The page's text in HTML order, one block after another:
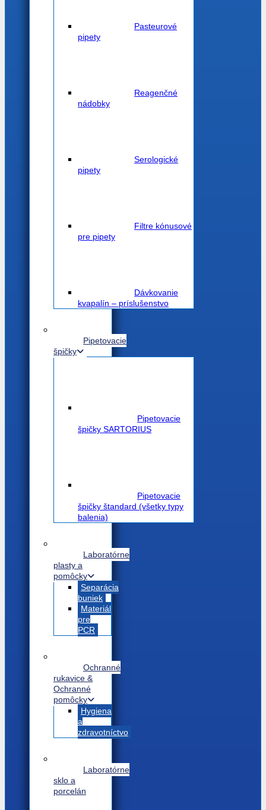
Pasteurové
pipety
Reagenčné
nádobky
Serologické
pipety
Filtre kónusové
pre pipety
Dávkovanie
kvapalín – príslušenstvo
Pipetovacie
špičky
Pipetovacie
špičky SARTORIUS
Pipetovacie
špičky štandard (všetky typy
balenia)
Laboratórne
plasty a
pomôcky
Separácia
buniek
Materiál
pre
PCR
Ochranné
rukavice &
Ochranné
pomôcky
Hygiena
a
zdravotníctvo
Laboratórne
sklo a
porcelán